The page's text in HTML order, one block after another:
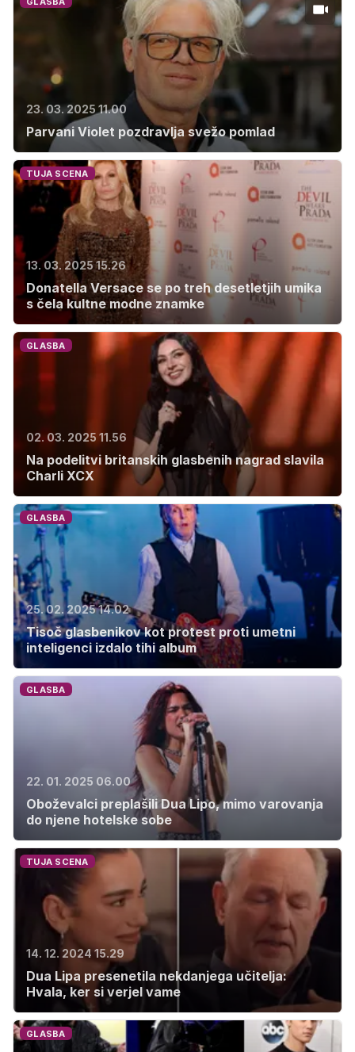
23. 03. 2025 11.00
Parvani Violet pozdravlja svežo pomlad
TUJA SCENA
13. 03. 2025 15.26
Donatella Versace se po treh desetletjih umika
s čela kultne modne znamke
GLASBA
02. 03. 2025 11.56
Na podelitvi britanskih glasbenih nagrad slavila
Charli XCX
GLASBA
25. 02. 2025 14.02
Tisoč glasbenikov kot protest proti umetni
inteligenci izdalo tihi album
GLASBA
22. 01. 2025 06.00
Oboževalci preplašili Dua Lipo, mimo varovanja
do njene hotelske sobe
TUJA SCENA
14. 12. 2024 15.29
Dua Lipa presenetila nekdanjega učitelja:
Hvala, ker si verjel vame
GLASBA